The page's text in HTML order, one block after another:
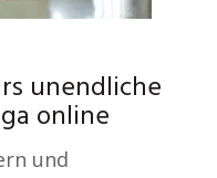
unendliche
online
und